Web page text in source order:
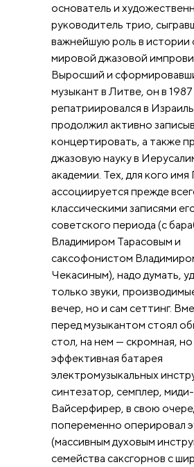
основатель и
руководитель трио,
важнейшую роль в истории
мировой джазовой
Выросший и
музыкант в Литве, он в 1987
репатриировался в
продолжил активно
концертировать, а также
джазовую науку в
академии. Тех, для кого имя
ассоциируется прежде
классическими записями
советского периода (с
Владимиром Тарасовым и
саксофонистом
Чекасиным), надо думать,
только звуки,
вечер, но и сам сеттинг.
перед музыкантом стоял
стол, на нем — скромная, но
эффективная батарея
электромузыкальных
синтезатор, семплер, миди-
Вайсерфирер, в свою
попеременно оперировал
(массивным духовым
семейства саксгорнов с